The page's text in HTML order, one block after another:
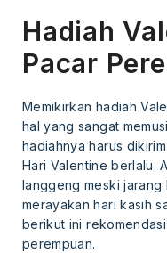
Hadiah
Pacar
Memikirkan hadiah
hal yang sangat
hadiahnya harus
Hari Valentine berlalu.
langgeng meski
merayakan hari kasih
berikut ini
perempuan.